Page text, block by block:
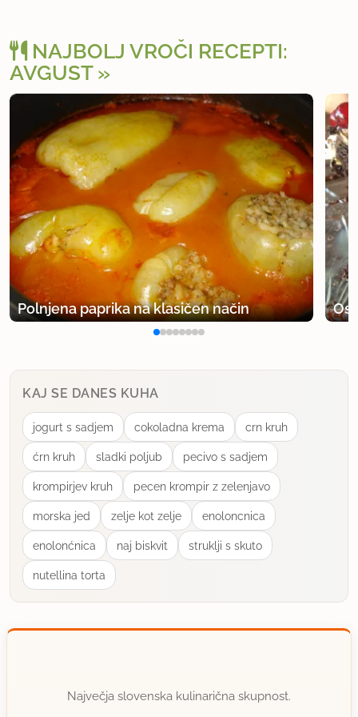
NAJBOLJ VROČI RECEPTI:
AVGUST
Polnjena paprika na klasičen način
KAJ SE DANES KUHA
jogurt s sadjem cokoladna krema crn kruh
ćrn kruh sladki poljub pecivo s sadjem
krompirjev kruh pecen krompir z zelenjavo
morska jed zelje kot zelje enoloncnica
enolonćnica naj biskvit struklji s skuto
nutellina torta
Največja slovenska kulinarična skupnost.